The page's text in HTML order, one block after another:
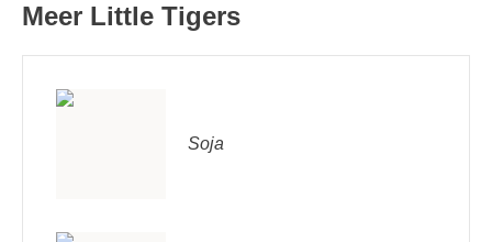
Meer Little Tigers
Soja